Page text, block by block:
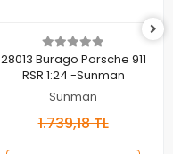
Sepete Ekle
28013 Burago Porsche 911
RSR 1:24 -Sunman
Sunman
1.739,18 TL